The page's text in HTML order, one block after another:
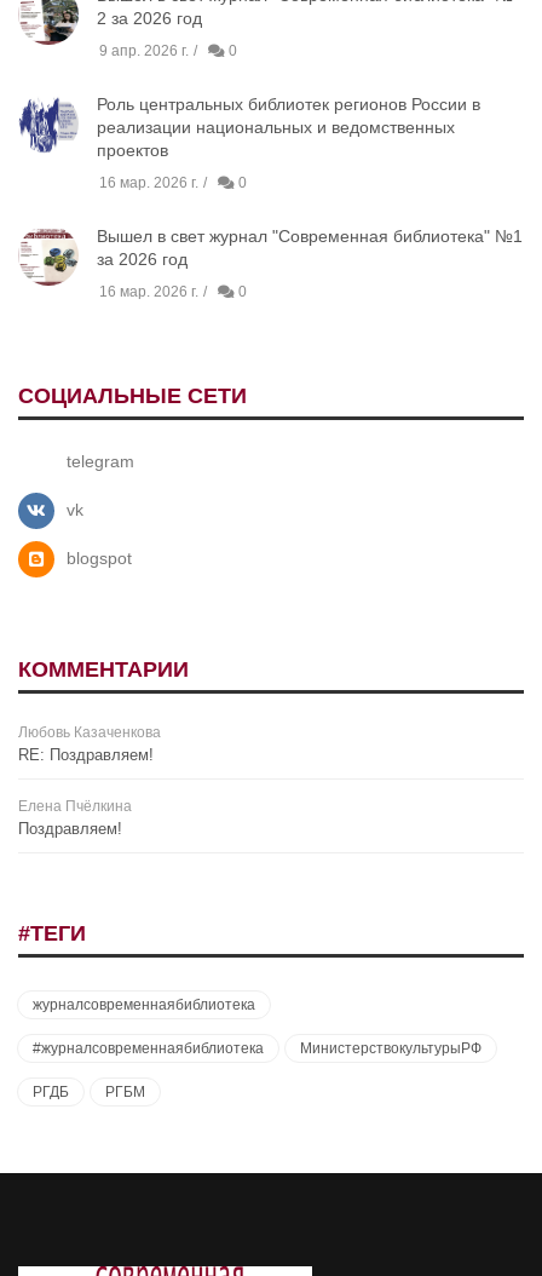
2 за 2026 год
9 апр. 2026 г. 0
Роль центральных библиотек регионов России в
реализации национальных и ведомственных
проектов
16 мар. 2026 г. 0
Вышел в свет журнал "Современная библиотека" №1
за 2026 год
16 мар. 2026 г. 0
СОЦИАЛЬНЫЕ СЕТИ
telegram
vk
blogspot
КОММЕНТАРИИ
Любовь Казаченкова
RE: Поздравляем!
Елена Пчёлкина
Поздравляем!
#ТЕГИ
журналсовременнаябиблиотека
#журналсовременнаябиблиотека МинистерствокультурыРФ
РГДБ РГБМ